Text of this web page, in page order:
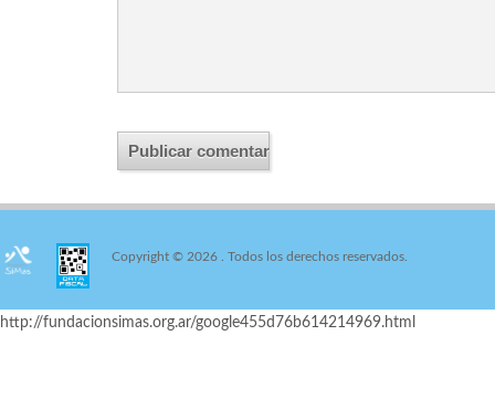
Copyright © 2026 . Todos los derechos reservados.
http://fundacionsimas.org.ar/google455d76b614214969.html